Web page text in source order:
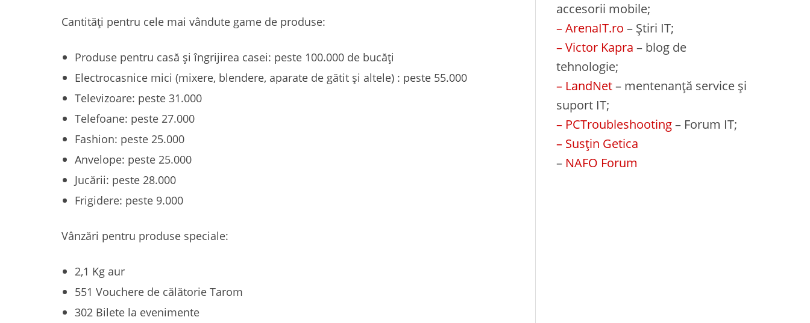
Cantități pentru cele mai vândute game de produse:
Produse pentru casă și îngrijirea casei: peste 100.000 de bucăți
Electrocasnice mici (mixere, blendere, aparate de gătit și altele) : peste 55.000
Televizoare: peste 31.000
Telefoane: peste 27.000
Fashion: peste 25.000
Anvelope: peste 25.000
Jucării: peste 28.000
Frigidere: peste 9.000
Vânzări pentru produse speciale:
2,1 Kg aur
551 Vouchere de călătorie Tarom
302 Bilete la evenimente
accesorii mobile;
– ArenaIT.ro – Știri IT;
– Victor Kapra – blog de
tehnologie;
– LandNet– mentenanță service și
suport IT;
– PCTroubleshooting– Forum IT;
– Susțin Getica
– NAFO Forum